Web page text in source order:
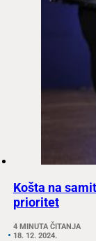
Košta na
prioritet
4 MINUTA ČITANJA
18. 12. 2024.